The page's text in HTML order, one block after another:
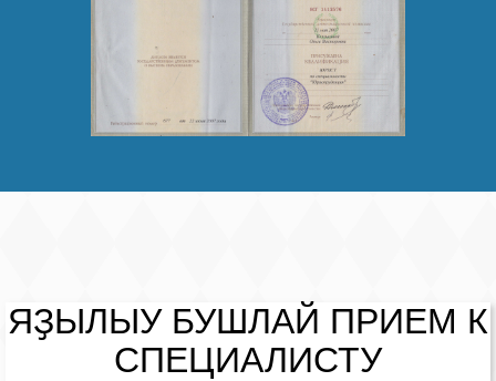
ЯҘЫЛЫУ БУШЛАЙ ПРИЕМ К
СПЕЦИАЛИСТУ